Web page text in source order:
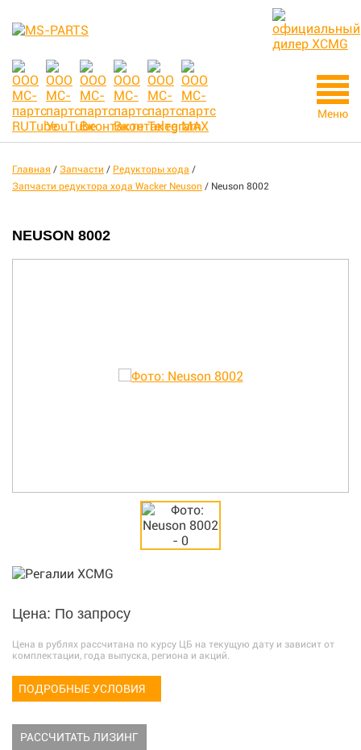
Меню
Главная / Запчасти / Редукторы хода /
Запчасти редуктора хода Wacker Neuson / Neuson 8002
NEUSON 8002
Цена: По запросу
Цена в рублях рассчитана по курсу ЦБ на текущую дату и зависит от
комплектации, года выпуска, региона и акций.
ПОДРОБНЫЕ УСЛОВИЯ
РАССЧИТАТЬ ЛИЗИНГ